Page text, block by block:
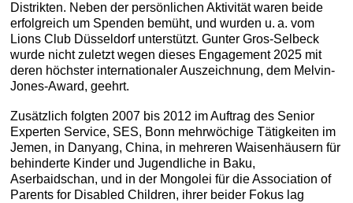
Distrikten. Neben der persönlichen Aktivität waren beide
erfolgreich um Spenden bemüht, und wurden u. a. vom
Lions Club Düsseldorf unterstützt. Gunter Gros-Selbeck
wurde nicht zuletzt wegen dieses Engagement 2025 mit
deren höchster internationaler Auszeichnung, dem Melvin-
Jones-Award, geehrt.
Zusätzlich folgten 2007 bis 2012 im Auftrag des Senior
Experten Service, SES, Bonn mehrwöchige Tätigkeiten im
Jemen, in Danyang, China, in mehreren Waisenhäusern für
behinderte Kinder und Jugendliche in Baku,
Aserbaidschan, und in der Mongolei für die Association of
Parents for Disabled Children, ihrer beider Fokus lag